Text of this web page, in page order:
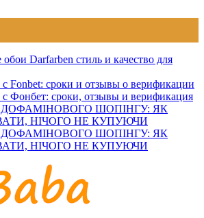
Darfarben стиль и качество для
Fonbet: сроки и отзывы о верификации
с Фонбет: сроки, отзывы и верификация
ШОПІНГУ: ЯК
НІЧОГО НЕ КУПУЮЧИ
ШОПІНГУ: ЯК
НІЧОГО НЕ КУПУЮЧИ